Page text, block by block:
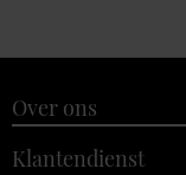
Over ons
Klantendienst